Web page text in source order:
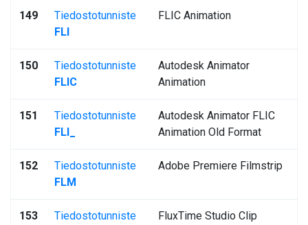
149
Tiedostotunniste
FLI
FLIC Animation
150
Tiedostotunniste
FLIC
Autodesk Animator
Animation
151
Tiedostotunniste
FLI_
Autodesk Animator FLIC
Animation Old Format
152
Tiedostotunniste
FLM
Adobe Premiere Filmstrip
153
Tiedostotunniste
FluxTime Studio Clip